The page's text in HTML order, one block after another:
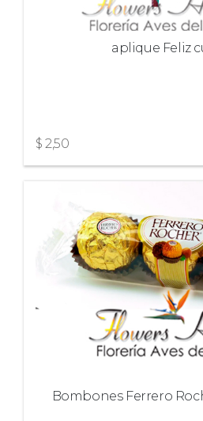
aplique Feliz
$ 2,50
Bombones Ferrero